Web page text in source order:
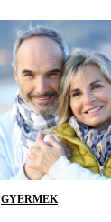
GYERMEK